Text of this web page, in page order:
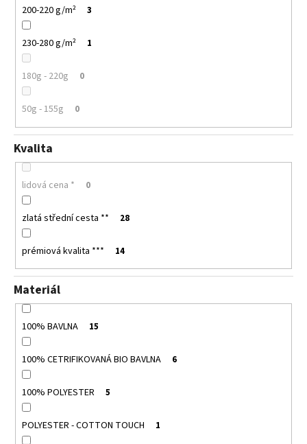
200-220 g/m² 3
230-280 g/m² 1
180g - 220g 0
50g - 155g 0
Kvalita
lidová cena * 0
zlatá střední cesta ** 28
prémiová kvalita *** 14
Materiál
100% BAVLNA 15
100% CETRIFIKOVANÁ BIO BAVLNA 6
100% POLYESTER 5
POLYESTER - COTTON TOUCH 1